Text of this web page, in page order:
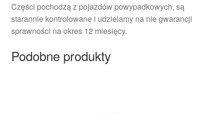
Części pochodzą z pojazdów powypadkowych, są
starannie kontrolowane i udzielamy na nie gwarancji
sprawności na okres 12 miesięcy.
Podobne produkty